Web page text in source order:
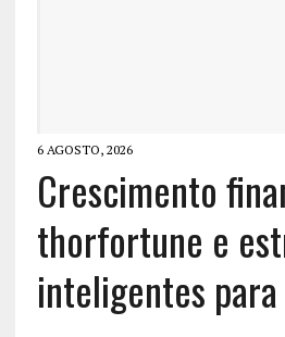
6 AGOSTO, 2026
Crescimento
thorfortune e
inteligentes